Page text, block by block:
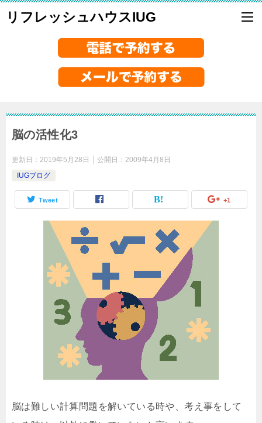
リフレッシュハウスIUG
脳の活性化3
更新日： 2019年5月28日 公開日： 2009年4月8日
IUGブログ
Tweet +1
脳は難しい計算問題を解いている時や、考え事をして